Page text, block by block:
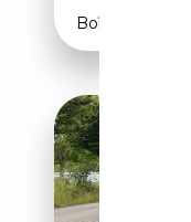
Boîte